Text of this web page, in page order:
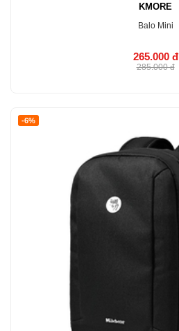
KMORE
Balo Mini
265.000 đ
285.000 đ
-6%